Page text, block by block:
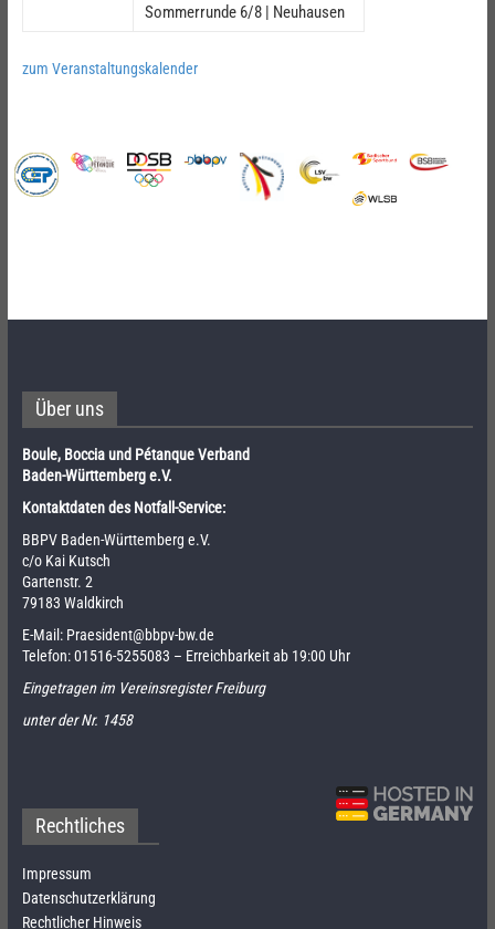
Sommerrunde 6/8 | Neuhausen
zum Veranstaltungskalender
Über uns
Boule, Boccia und Pétanque Verband
Baden-Württemberg e.V.
Kontaktdaten des Notfall-Service:
BBPV Baden-Württemberg e.V.
c/o Kai Kutsch
Gartenstr. 2
79183 Waldkirch
E-Mail: Praesident@bbpv-bw.de
Telefon:01516-5255083 – Erreichbarkeit ab 19:00 Uhr
Eingetragen im Vereinsregister Freiburg
unter der Nr. 1458
Rechtliches
Impressum
Datenschutzerklärung
Rechtlicher Hinweis